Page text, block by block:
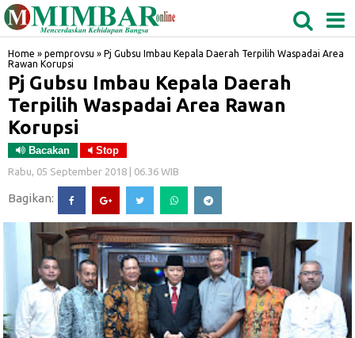
BIDANGRO
Home » pemprovsu » Pj Gubsu Imbau Kepala Daerah Terpilih Waspadai Area
Rawan Korupsi
Pj Gubsu Imbau Kepala Daerah
Terpilih Waspadai Area Rawan
Korupsi
Bacakan Stop
Rabu, 05 September 2018 | 06.36 WIB
Bagikan: